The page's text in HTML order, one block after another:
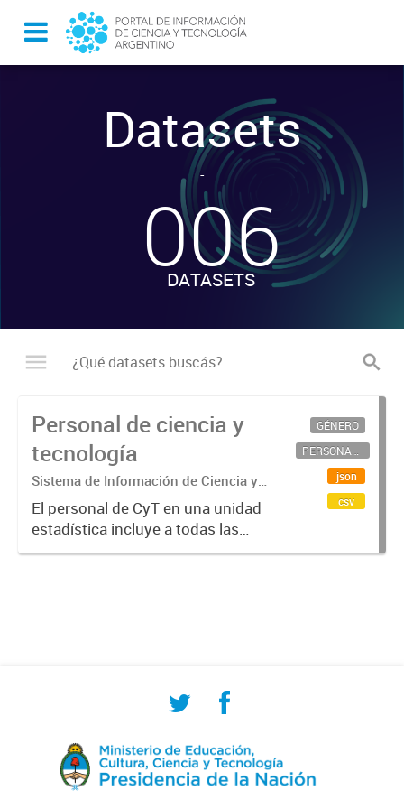
Datasets
-
006
DATASETS
Personal de ciencia y
tecnología
Sistema de Información de Ciencia y
Tecnología Argentino (SICYTAR)
El personal de CyT en una unidad
estadística incluye a todas las
personas involucradas
GÉNERO
PERSONAL CIENTÍFICO-TECNOLÓGICO
json
csv